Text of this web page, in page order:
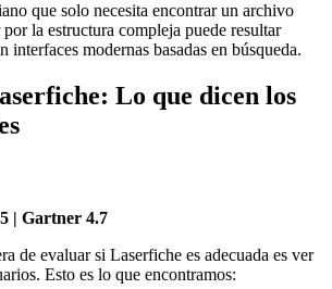
que solo necesita encontrar un archivo
la estructura compleja puede resultar
interfaces modernas basadas en búsqueda.
Lo que dicen los
| Gartner 4.7
de evaluar si Laserfiche es adecuada es ver
Esto es lo que encontramos: